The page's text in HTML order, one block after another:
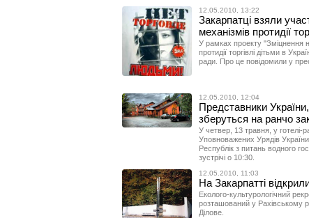
12.05.2010, 13:22
Закарпатці взяли
механізмів протидії
У рамках проекту "Зміцнення
протидії торгівлі дітьми в
ради. Про це повідомили у
12.05.2010, 12:04
Представники
зберуться на ранчо
У четвер, 13 травня, у готелі-
Уповноважених Урядів
Республік з питань водного
зустрічі о 10:30.
12.05.2010, 11:03
На Закарпатті
Еколого-культурологічний
розташований у Рахівському
Ділове.